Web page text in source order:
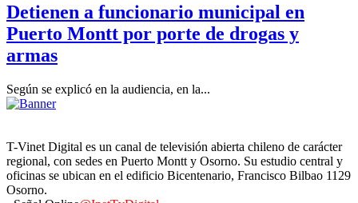
Detienen a funcionario municipal en
Puerto Montt por porte de drogas y
armas
Según se explicó en la audiencia, en la...
T-Vinet Digital es un canal de televisión abierta chileno de carácter
regional, con sedes en Puerto Montt y Osorno. Su estudio central y
oficinas se ubican en el edificio Bicentenario, Francisco Bilbao 1129
Osorno.